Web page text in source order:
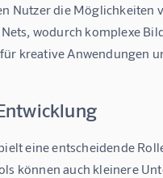
Nutzer die Möglichkeiten
wodurch komplexe
kreative Anwendungen
eine entscheidende
können auch kleinere